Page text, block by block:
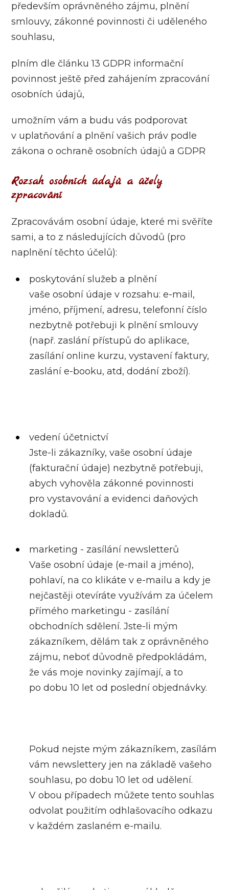
především oprávněného zájmu, plnění
smlouvy, zákonné povinnosti či uděleného
souhlasu,
plním dle článku 13 GDPR informační
povinnost ještě před zahájením zpracování
osobních údajů,
umožním vám a budu vás podporovat
v uplatňování a plnění vašich práv podle
zákona o ochraně osobních údajů a GDPR
Rozsah osobních údajů a účely
zpracování
Zpracovávám osobní údaje, které mi svěříte
sami, a to z následujících důvodů (pro
naplnění těchto účelů):
poskytování služeb a plnění
vaše osobní údaje v rozsahu: e-mail,
jméno, příjmení, adresu, telefonní číslo
nezbytně potřebuji k plnění smlouvy
(např. zaslání přístupů do aplikace,
zasílání online kurzu, vystavení faktury,
zaslání e-booku, atd, dodání zboží).
vedení účetnictví
Jste-li zákazníky, vaše osobní údaje
(fakturační údaje) nezbytně potřebuji,
abych vyhověla zákonné povinnosti
pro vystavování a evidenci daňových
dokladů.
marketing - zasílání newsletterů
Vaše osobní údaje (e-mail a jméno),
pohlaví, na co klikáte v e-mailu a kdy je
nejčastěji otevíráte využívám za účelem
přímého marketingu - zasílání
obchodních sdělení. Jste-li mým
zákazníkem, dělám tak z oprávněného
zájmu, neboť důvodně předpokládám,
že vás moje novinky zajímají, a to
po dobu 10 let od poslední objednávky.
Pokud nejste mým zákazníkem, zasílám
vám newslettery jen na základě vašeho
souhlasu, po dobu 10 let od udělení.
V obou případech můžete tento souhlas
odvolat použitím odhlašovacího odkazu
v každém zaslaném e-mailu.